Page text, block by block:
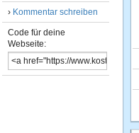
› Kommentar schreiben
Code für deine
Webseite: